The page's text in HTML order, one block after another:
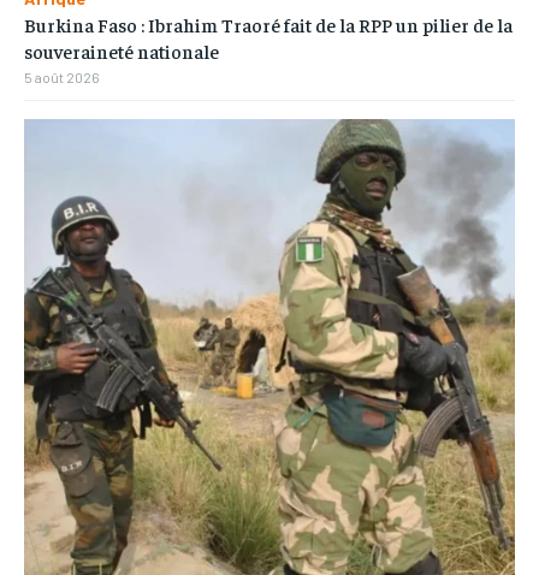
Burkina Faso : Ibrahim Traoré fait de la RPP un pilier de la
souveraineté nationale
5 août 2026